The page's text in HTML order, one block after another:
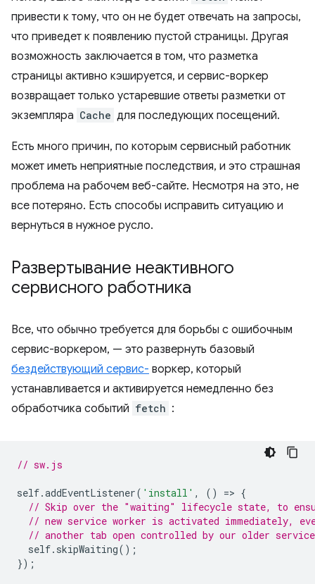
привести к тому, что он не будет отвечать на запросы,
что приведет к появлению пустой страницы. Другая
возможность заключается в том, что разметка
страницы активно кэшируется, и сервис-воркер
возвращает только устаревшие ответы разметки от
экземпляра Cache для последующих посещений.
Есть много причин, по которым сервисный работник
может иметь неприятные последствия, и это страшная
проблема на рабочем веб-сайте. Несмотря на это, не
все потеряно. Есть способы исправить ситуацию и
вернуться в нужное русло.
Развертывание неактивного
сервисного работника
Все, что обычно требуется для борьбы с ошибочным
сервис-воркером, — это развернуть базовый
бездействующий сервис- воркер, который
устанавливается и активируется немедленно без
обработчика событий fetch :
// sw.js
self.addEventListener( 'install' , () => {
// Skip over the "waiting" lifecycle state, to
// new service worker is activated immediately,
// another tab open controlled by our older
self. skipWaiting();
});